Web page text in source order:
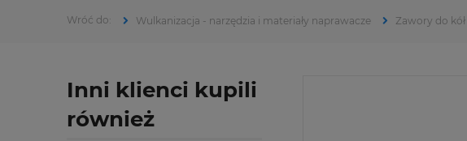
Wulkanizacja - narzędzia i materiały naprawacze Zawory do kół
Inni klienci kupili
również